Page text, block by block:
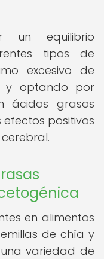
un equilibrio
tipos de
excesivo de
y optando por
ácidos grasos
positivos
en alimentos
de chía y
variedad de